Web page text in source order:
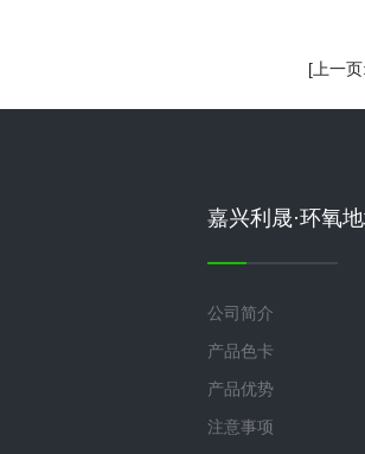
[上一页:
嘉兴利晟·环氧
公司简介
产品色卡
产品优势
注意事项